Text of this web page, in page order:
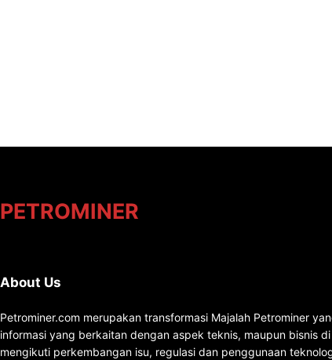
PETROMINER
About Us
Petrominer.com merupakan transformasi Majalah Petrominer
informasi yang berkaitan dengan aspek teknis, maupun bisnis
mengikuti perkembangan isu, regulasi dan penggunaan